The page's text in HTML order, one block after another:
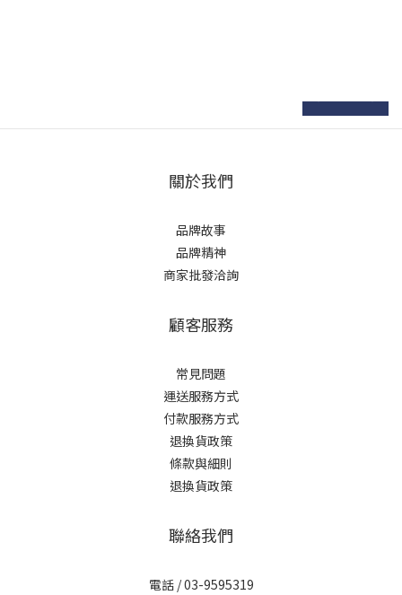
關於我們
品牌故事
品牌精神
商家批發洽詢
顧客服務
常見問題
運送服務方式
付款服務方式
退換貨政策
條款與細則
退換貨政策
聯絡我們
電話 / 03-9595319